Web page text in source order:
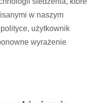
w naszym
użytkownik
wyrażenie